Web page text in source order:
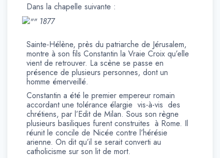
Dans la chapelle suivante :
1877
Sainte-Hélène, près du patriarche de Jérusalem,
montre à son fils Constantin la Vraie Croix qu’elle
vient de retrouver. La scène se passe en
présence de plusieurs personnes, dont un
homme émerveillé.
Constantin a été le premier empereur romain
accordant une tolérance élargie vis-à-vis des
chrétiens, par l’Edit de Milan. Sous son règne
plusieurs basiliques furent construites à Rome. Il
réunit le concile de Nicée contre l’hérésie
arienne. On dit qu’il se serait converti au
catholicisme sur son lit de mort.